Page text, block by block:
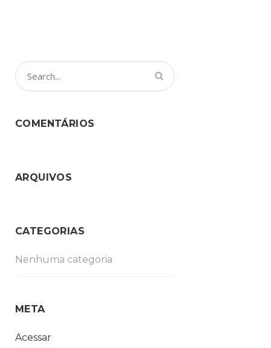
COMENTÁRIOS
ARQUIVOS
CATEGORIAS
Nenhuma categoria
META
Acessar